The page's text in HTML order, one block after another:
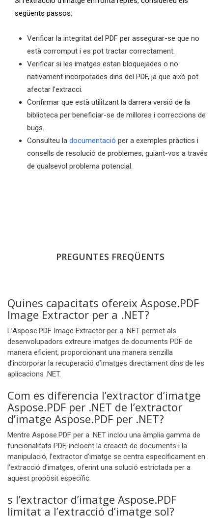
següents passos:
Verificar la integritat del PDF per assegurar-se que no
està corromput i es pot tractar correctament.
Verificar si les imatges estan bloquejades o no
nativament incorporades dins del PDF, ja que això pot
afectar l’extracci.
Confirmar que està utilitzant la darrera versió de la
biblioteca per beneficiar-se de millores i correccions de
bugs.
Consulteu la documentació per a exemples pràctics i
consells de resolució de problemes, guiant-vos a través
de qualsevol problema potencial.
PREGUNTES FREQÜENTS
Quines capacitats ofereix Aspose.PDF
Image Extractor per a .NET?
L’Aspose.PDF Image Extractor per a .NET permet als
desenvolupadors extreure imatges de documents PDF de
manera eficient, proporcionant una manera senzilla
d’incorporar la recuperació d’imatges directament dins de les
aplicacions .NET.
Com es diferencia l’extractor d’imatge
Aspose.PDF per .NET de l’extractor
d’imatge Aspose.PDF per .NET?
Mentre Aspose.PDF per a .NET inclou una àmplia gamma de
funcionalitats PDF, incloent la creació de documents i la
manipulació, l’extractor d’imatge se centra específicament en
l’extracció d’imatges, oferint una solució estrictada per a
aquest propòsit específic.
s l’extractor d’imatge Aspose.PDF
limitat a l’extracció d’imatge sol?